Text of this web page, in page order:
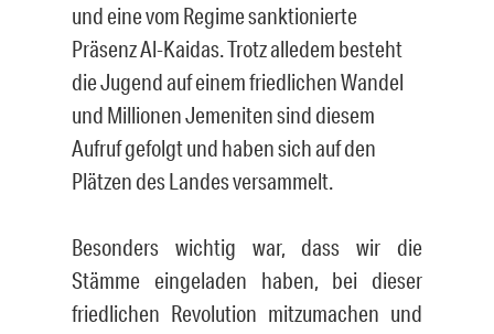
und eine vom Regime sanktionierte
Präsenz Al-Kaidas. Trotz alledem besteht
die Jugend auf einem friedlichen Wandel
und Millionen Jemeniten sind diesem
Aufruf gefolgt und haben sich auf den
Plätzen des Landes versammelt.
Besonders wichtig war, dass wir die
Stämme eingeladen haben, bei dieser
friedlichen Revolution mitzumachen und